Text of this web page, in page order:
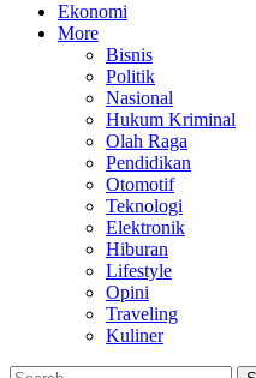
Ekonomi
More
Bisnis
Politik
Nasional
Hukum Kriminal
Olah Raga
Pendidikan
Otomotif
Teknologi
Elektronik
Hiburan
Lifestyle
Opini
Traveling
Kuliner